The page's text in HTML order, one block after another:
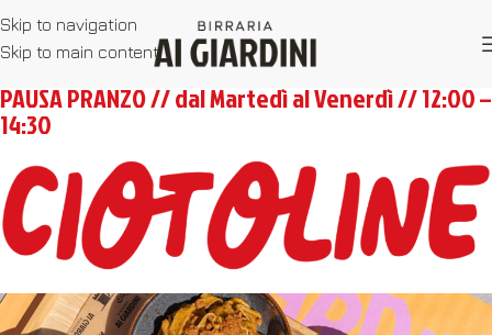
Skip to navigation
Skip to main content
PAUSA PRANZO // dal Martedì al Venerdì // 12:00 –
14:30